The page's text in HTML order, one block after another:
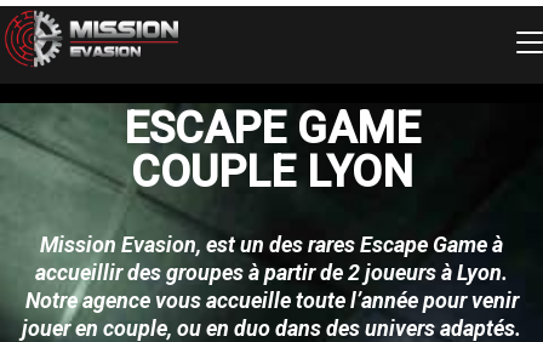
Skip
to
content
ESCAPE GAME
COUPLE LYON
Mission Evasion, est un des rares Escape Game à
accueillir des groupes à partir de 2 joueurs à Lyon.
Notre agence vous accueille toute l’année pour venir
jouer en couple, ou en duo dans des univers adaptés.